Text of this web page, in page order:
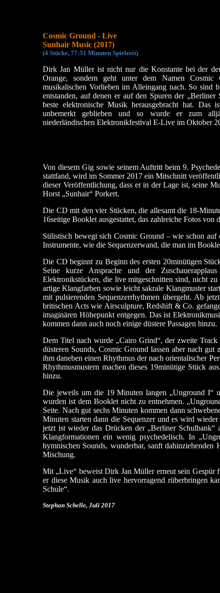
Cosmic Ground - Live
Sunhair Music (2017)
(4 Stücke, 77:51 Minuten Spielzeit)
Dirk Jan Müller ist nicht nur die Konstante bei der
Orange, sondern geht unter dem Namen Cosmic
musikalischen Vorlieben im Alleingang nach. So sind
entstanden, auf denen er auf den Spuren der „Berliner
beste elektronische Musik herausgebracht hat. Das
unbemerkt geblieben und so wurde er zum
niederländischen Elektronikfestival E-Live im Oktober
Von diesem Gig sowie seinem Auftritt beim 9.
stattfand, wird im Sommer 2017 ein Mitschnitt
dieser Veröffentlichung, dass er in der Lage ist, seine
Horst „Sunhair“ Porkert.
Die CD mit den vier Stücken, die allesamt die 18-
16seitige Booklet ausgestattet, das zahlreiche Fotos von
Stilistisch bewegt sich Cosmic Ground – wie schon
Instrumente, wie die Sequenzerwand, die man im
Die CD beginnt zu Beginn des ersten 20minütigen
Seine kurze Ansprache und der
Elektronikstücken, die live mitgeschnitten sind, nicht
artige Klangfarben sowie leicht sakrale Klangmuster
mit pulsierenden Sequenzerrhythmen übergeht. Ab
britischen Acts wie Airsculpture, Redshift & Co.
imaginären Höhepunkt entgegen. Das ist
kommen dann auch noch einige düstere Passagen hinzu.
Dem Titel nach wurde „Cairo Grind“, der zweite
düsteren Sounds, Cosmic Ground lassen aber nach
ihm daneben einen Rhythmus der nach orientalischer
Rhythmusmustern machen dieses 19minütige Stück
hinzu.
Die jeweils um die 19 Minuten langen „Unground I“
wurden ist dem Booklet nicht zu entnehmen.
Seite. Nach gut sechs Minuten kommen dann
Minuten starten dann die Sequenzer und es wird
jetzt ist wieder das Drücken der „Berliner
Klangformationen ein wenig psychedelisch. In
hymnischen Sounds, wunderbar, sanft
Mischung.
Mit „Live“ beweist Dirk Jan Müller erneut sein Gespür
er diese Musik auch live hervorragend rüberbringen
Schule“.
Stephan Schelle, Juli 2017